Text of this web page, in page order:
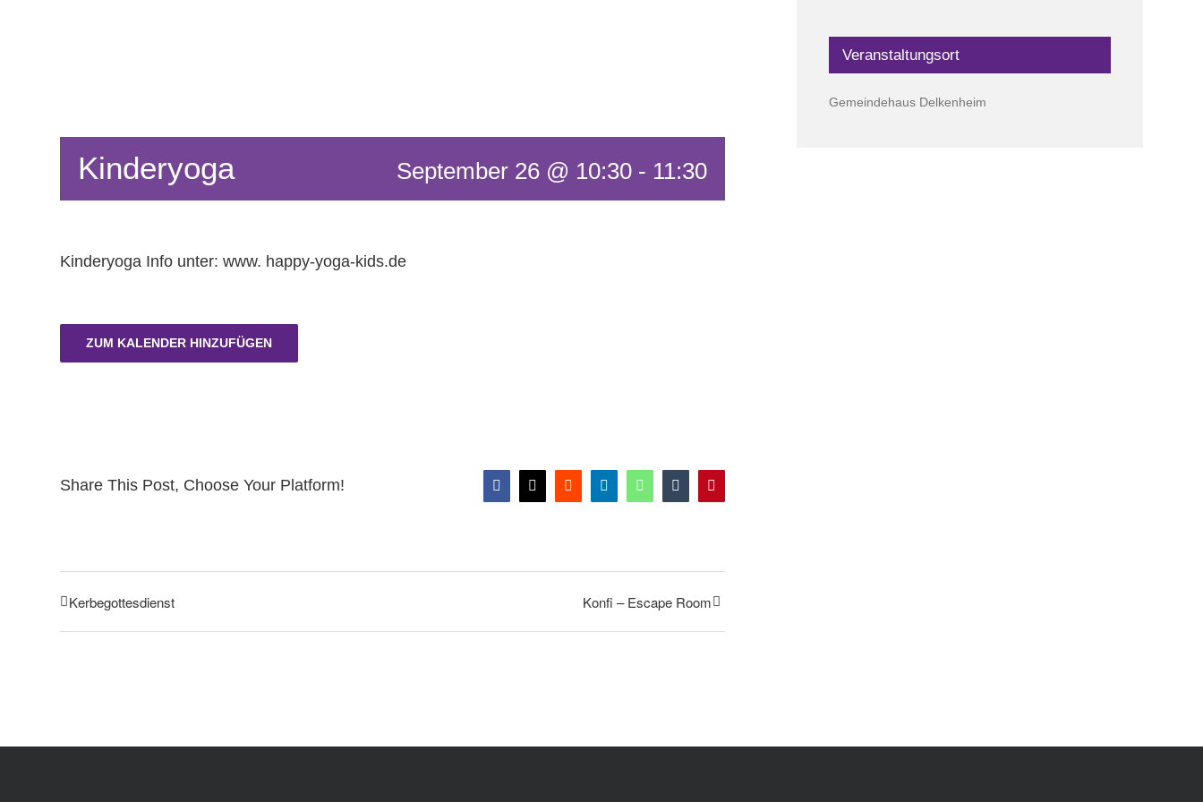
Kinderyoga September 26 @ 10:30- 11:30
Kinderyoga Info unter: www. happy-yoga-kids.de
ZUM KALENDER HINZUFÜGEN
Share This Post, Choose Your Platform! Facebook
X RedditLinkedInWhatsAppTumblrPinterest
Kerbegottesdienst Konfi – Escape Room
Veranstaltungsort
Gemeindehaus Delkenheim